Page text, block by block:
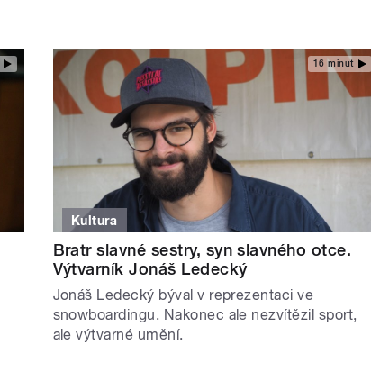
16 minut
Kultura
Bratr slavné sestry, syn slavného otce.
Výtvarník Jonáš Ledecký
Jonáš Ledecký býval v reprezentaci ve
snowboardingu. Nakonec ale nezvítězil sport,
ale výtvarné umění.